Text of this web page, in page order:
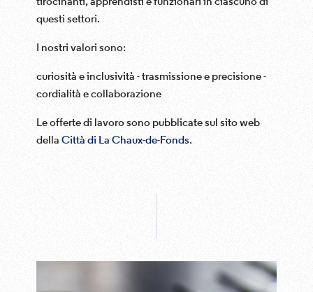
questi settori.
I nostri valori sono:
curiosità e inclusività - trasmissione e precisione -
cordialità e collaborazione
Le offerte di lavoro sono pubblicate sul sito web
dellaCittà di La Chaux-de-Fonds.